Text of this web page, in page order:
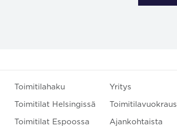
Toimitilahaku
Toimitilat Helsingissä
Toimitilat Espoossa
Yritys
Toimitilavuokraus
Ajankohtaista